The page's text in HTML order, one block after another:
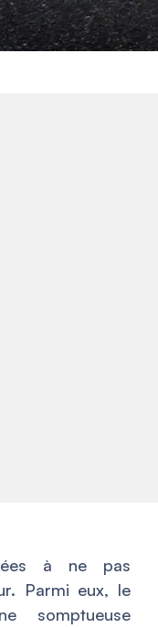
à ne pas
Parmi eux, le
somptueuse